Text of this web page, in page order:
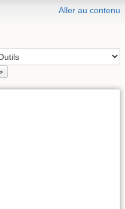
Aller au contenu